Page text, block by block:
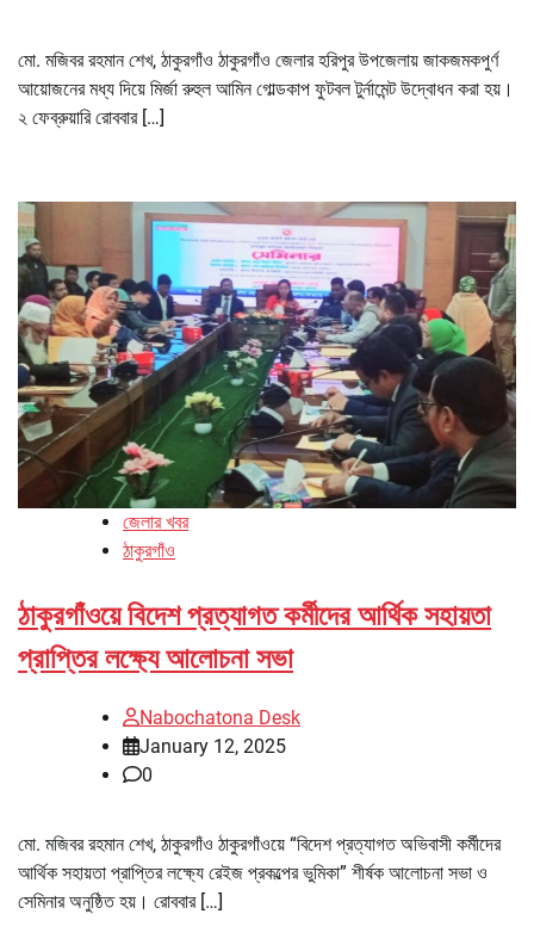
মো. মজিবর রহমান শেখ, ঠাকুরগাঁও ঠাকুরগাঁও জেলার হরিপুর উপজেলায় জাকজমকপুর্ণ
আয়োজনের মধ্য দিয়ে মির্জা রুহুল আমিন গোল্ডকাপ ফুটবল টুর্নামেন্ট উদ্বোধন করা হয়।
২ ফেব্রুয়ারি রোববার […]
জেলার খবর
ঠাকুরগাঁও
ঠাকুরগাঁওয়ে বিদেশ প্রত্যাগত কর্মীদের আর্থিক সহায়তা
প্রাপ্তির লক্ষ্যে আলোচনা সভা
Nabochatona Desk
January 12, 2025
0
মো. মজিবর রহমান শেখ, ঠাকুরগাঁও ঠাকুরগাঁওয়ে “বিদেশ প্রত্যাগত অভিবাসী কর্মীদের
আর্থিক সহায়তা প্রাপ্তির লক্ষ্যে রেইজ প্রকল্পের ভুমিকা” শীর্ষক আলোচনা সভা ও
সেমিনার অনুষ্ঠিত হয়। রোববার […]